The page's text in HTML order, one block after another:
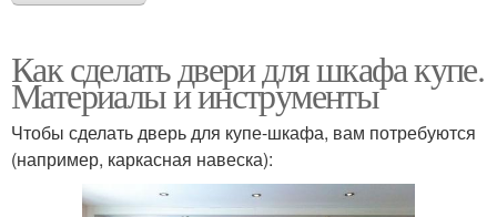
Как сделать двери для шкафа купе.
Материалы и инструменты
Чтобы сделать дверь для купе-шкафа, вам потребуются
(например, каркасная навеска):